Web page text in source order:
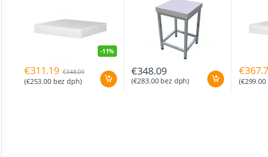
-11%
€311.19 €348.09
(€253.00bez dph)
€348.09
(€283.00bez dph)
€
(€299.00